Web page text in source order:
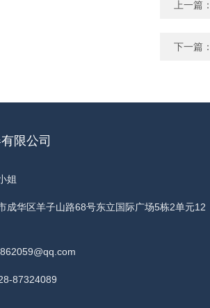
上一篇
下一篇
限公司
姐
成华区羊子山路68号东立国际广场5栋2单元12
87324089